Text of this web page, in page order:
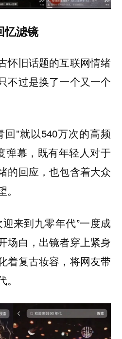
忆滤镜
怀旧话题的互联网情绪
不过是换了一个又一个
回”就以540万次的高频
弹幕，既有年轻人对于
的回应，也包含着大众
来到九零年代”一度成
场白，出镜者穿上紧身
着复古妆容，将网友带